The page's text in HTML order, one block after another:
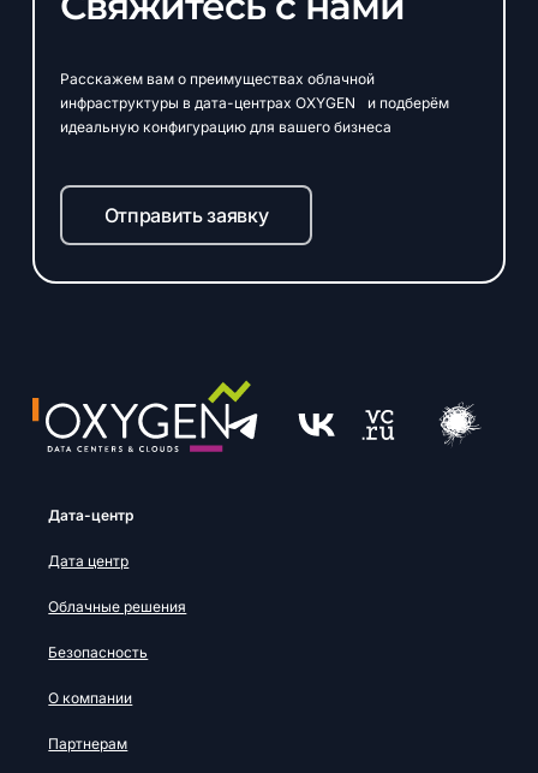
Расскажем вам о преимуществах облачной
инфраструктуры в дата-центрах OXYGEN и подберём
идеальную конфигурацию для вашего бизнеса
Отправить заявку
Дата-центр
Дата центр
Облачные решения
Безопасность
О компании
Партнерам